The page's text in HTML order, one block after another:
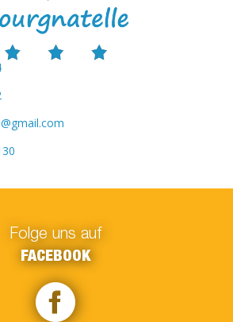
Folge uns auf
FACEBOOK